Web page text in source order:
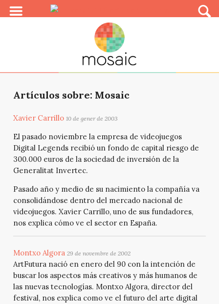
Artículos sobre: Mosaic
Xavier Carrillo 10 de gener de 2003
El pasado noviembre la empresa de videojuegos
Digital Legends recibió un fondo de capital riesgo de
300.000 euros de la sociedad de inversión de la
Generalitat Invertec.
Pasado año y medio de su nacimiento la compañía va
consolidándose dentro del mercado nacional de
videojuegos. Xavier Carrillo, uno de sus fundadores,
nos explica cómo ve el sector en España.
Montxo Algora 29 de novembre de 2002
ArtFutura nació en enero del 90 con la intención de
buscar los aspectos más creativos y más humanos de
las nuevas tecnologías. Montxo Algora, director del
festival, nos explica como ve el futuro del arte digital